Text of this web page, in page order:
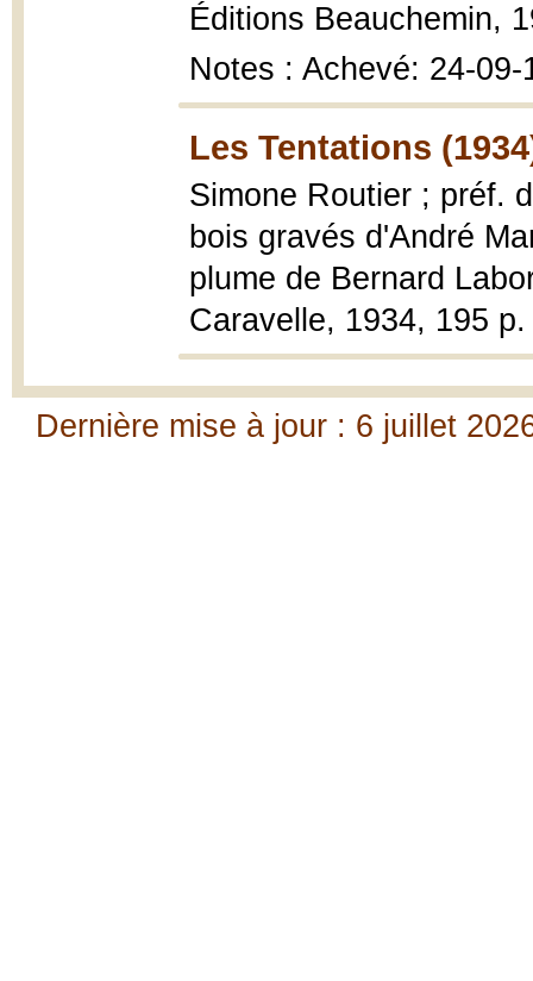
Éditions Beauchemin,
Notes : Achevé: 24-09-
Les Tentations
Simone Routier ; préf.
bois gravés d'André
plume de Bernard
Caravelle, 1934, 195
Dernière mise à jour : 6 juillet